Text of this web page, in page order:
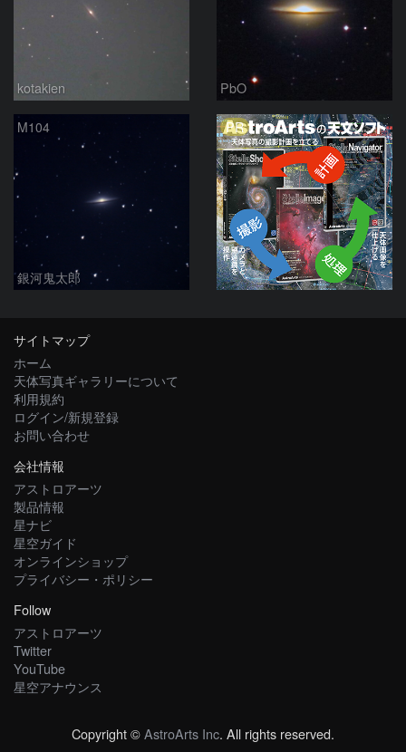
kotakien PbO
M104
銀河鬼太郎
PR
サイトマップ
ホーム
天体写真ギャラリーについて
利用規約
ログイン/新規登録
お問い合わせ
会社情報
アストロアーツ
製品情報
星ナビ
星空ガイド
オンラインショップ
プライバシー・ポリシー
Follow
アストロアーツ
Twitter
YouTube
星空アナウンス
Copyright ©AstroArts Inc. All rights reserved.